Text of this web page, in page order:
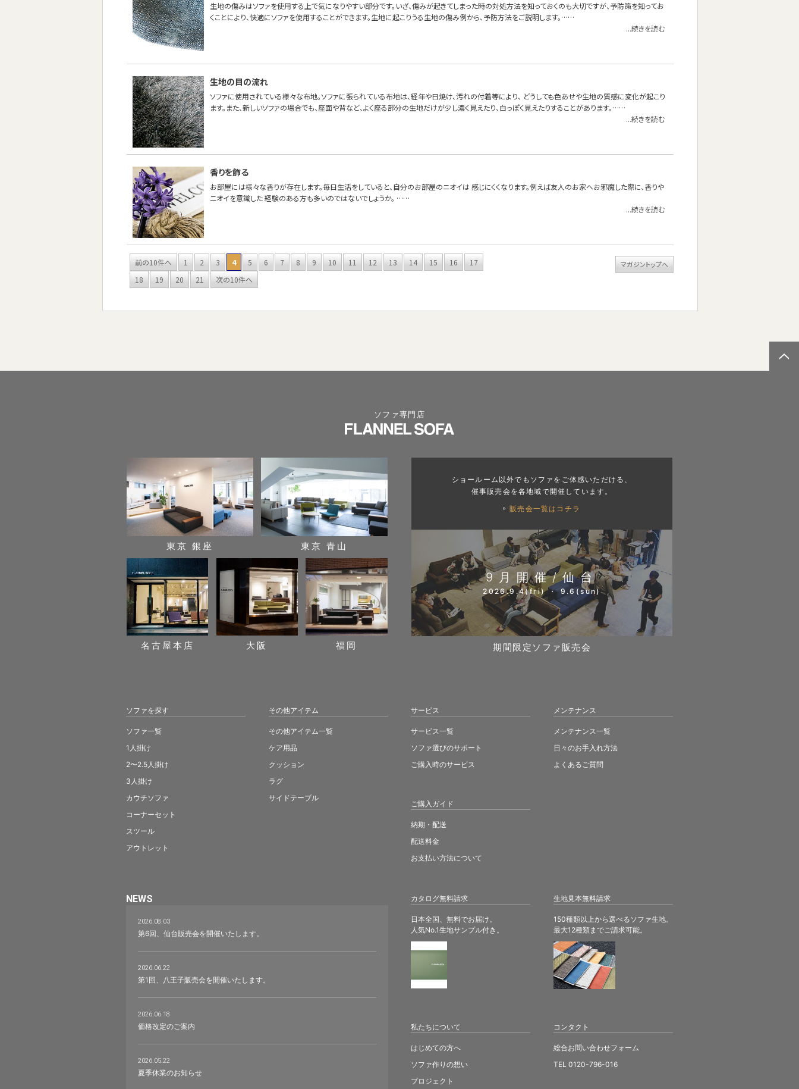
生地の傷みはソファを使用する上で気になりやすい部分です。いざ、傷みが起きてしまった時の対処方法を知っておくのも大切ですが、予防策を知ってお
くことにより、快適にソファを使用することができます。生地に起こりうる生地の傷み例から、予防方法をご説明します。……
...続きを読む
生地の目の流れ
ソファに使用されている様々な布地。ソファに張られている布地は、経年や日焼け、汚れの付着等により、 どうしても色あせや生地の質感に変化が起こり
ます。また、新しいソファの場合でも、座面や背など、よく座る部分の生地だけが少し濃く見えたり、白っぽく見えたりすることがあります。……
...続きを読む
香りを飾る
お部屋には様々な香りが存在します。毎日生活をしていると、自分のお部屋のニオイは 感じにくくなります。例えば友人のお家へお邪魔した際に、香りや
ニオイを意識した 経験のある方も多いのではないでしょうか。 ……
...続きを読む
前の10件へ 1 2 3 4 5 6 7 8 9 10 11 12 13 14 15 16
17
18
19 20 21 次の10件へ
マガジントップへ
ソファ専門店
カタログ無料請求
日本全国、無料でお届け。
人気No.1生地サンプル付き。
生地見本無料請求
150種類以上から選べるソファ生地。
最大12種類までご請求可能。
東京 銀座 東京 青山
名古屋本店 大阪 福岡
ショールーム以外でもソファをご体感いただける、
催事販売会を各地域で開催しています。
販売会一覧はコチラ
9月開催/仙台
2026.9.4(fri) ・ 9.6(sun)
期間限定ソファ販売会
ソファを探す
ソファ一覧
1人掛け
2〜2.5人掛け
3人掛け
カウチソファ
コーナーセット
スツール
アウトレット
その他アイテム
その他アイテム一覧
ケア用品
クッション
ラグ
サイドテーブル
サービス
サービス一覧
ソファ選びのサポート
ご購入時のサービス
ご購入ガイド
納期・配送
配送料金
お支払い方法について
メンテナンス
メンテナンス一覧
日々のお手入れ方法
よくあるご質問
NEWS
2026.08.03
第6回、仙台販売会を開催いたします。
2026.06.22
第1回、八王子販売会を開催いたします。
2026.06.18
価格改定のご案内
2026.05.22
夏季休業のお知らせ
私たちについて
はじめての方へ
ソファ作りの想い
プロジェクト
コンタクト
総合お問い合わせフォーム
TEL 0120-796-016